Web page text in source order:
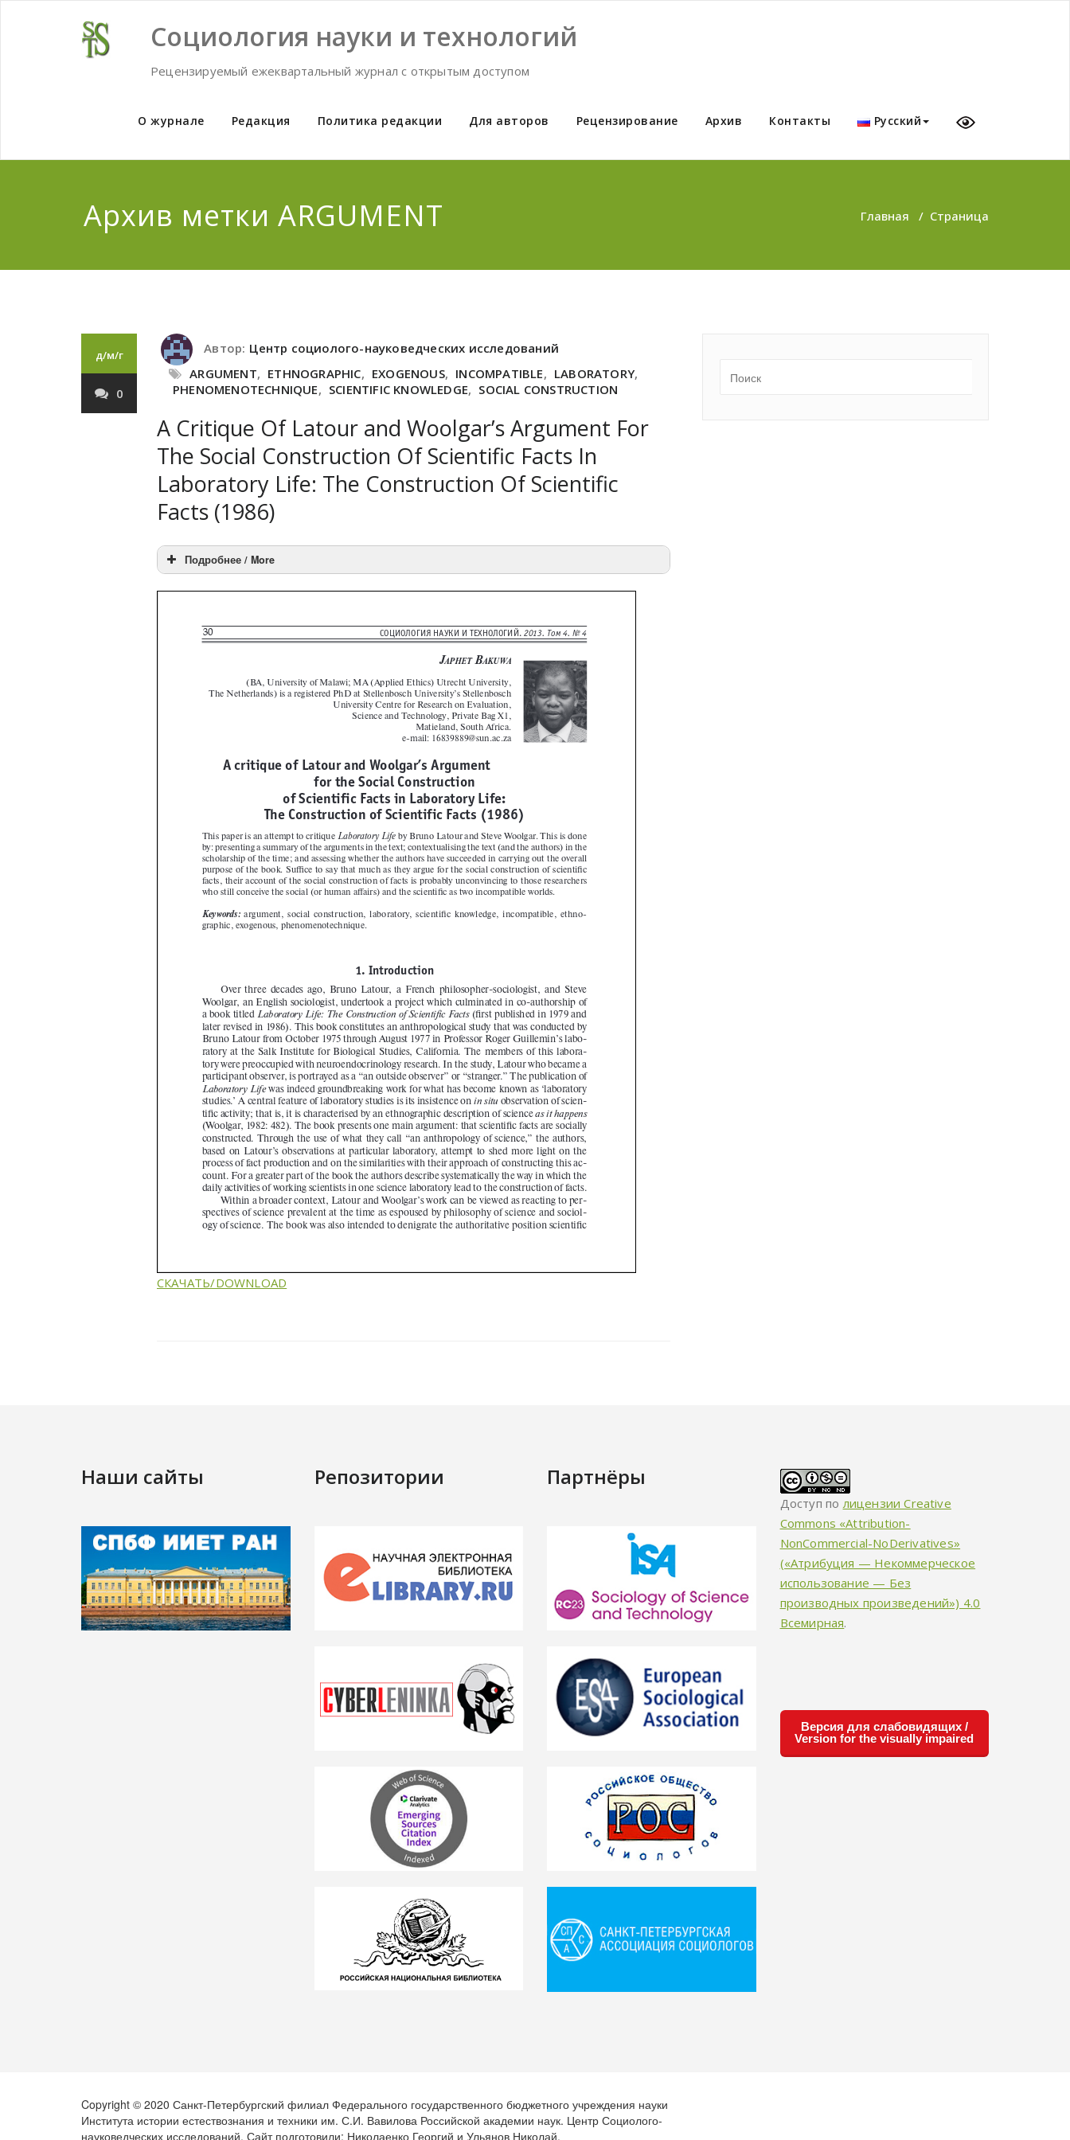
Социология науки и технологий
Рецензируемый ежеквартальный журнал с открытым доступом
О журнале Редакция Политика редакции Для авторов Рецензирование Архив Контакты Русский
Архив метки ARGUMENT Главная / Страница
д/м/г
0
Автор: Центр социолого-науковедческих исследований
ARGUMENT, ETHNOGRAPHIC, EXOGENOUS, INCOMPATIBLE, LABORATORY,
PHENOMENOTECHNIQUE, SCIENTIFIC KNOWLEDGE, SOCIAL CONSTRUCTION
A Critique Of Latour and Woolgar’s Argument For
The Social Construction Of Scientific Facts In
Laboratory Life: The Construction Of Scientific
Facts (1986)
Подробнее / More
СКАЧАТЬ/DOWNLOAD
Наши сайты Репозитории Партнёры
Доступ по лицензии Creative
Commons «Attribution-
NonCommercial-NoDerivatives»
(«Атрибуция — Некоммерческое
использование — Без
производных произведений») 4.0
Всемирная.
Версия для слабовидящих /
Version for the visually impaired
Copyright © 2020 Санкт-Петербургский филиал Федерального государственного бюджетного учреждения науки
Института истории естествознания и техники им. С.И. Вавилова Российской академии наук. Центр Социолого-
науковедческих исследований. Сайт подготовили: Николаенко Георгий и Ульянов Николай.